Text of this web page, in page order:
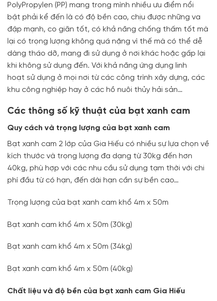
PolyPropylen (PP) mang trong mình nhiều ưu điểm nổi
bật phải kể đến là có độ bền cao, chịu được những va
đập mạnh, co giãn tốt, có khả năng chống thấm tốt mà
lại có trọng lượng không quá nặng vì thế mà có thể dễ
dàng tháo dỡ, mang đi sử dụng ở nơi khác hoặc gấp lại
khi không sử dụng đến. Với khả năng ứng dụng linh
hoạt sử dụng ở mọi nơi từ các công trình xây dựng, các
khu công nghiệp hay ở các hồ nuôi thủy hải sản…
Các thông số kỹ thuật của bạt xanh cam
Quy cách và trọng lượng của bạt xanh cam
Bạt xanh cam 2 lớp của Gia Hiếu có nhiều sự lựa chọn về
kích thước và trọng lượng đa dạng từ 30kg đến hơn
40kg, phù hợp với các nhu cầu sử dụng tạm thời với chi
phí đầu từ có hạn, đến dài hạn cần sự bền cao…
Trọng lượng của bạt xanh cam khổ 4m x 50m
Bạt xanh cam khổ 4m x 50m (30kg)
Bạt xanh cam khổ 4m x 50m (34kg)
Bạt xanh cam khổ 4m x 50m (40kg)
Chất liệu và độ bền của bạt xanh cam Gia Hiếu